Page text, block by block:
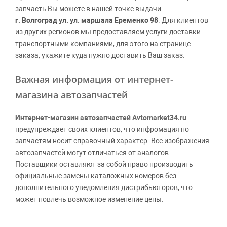
запчасть Вы можете в нашей точке выдачи:
г. Волгоград ул. ул. маршала Еременко 98 . Для клиентов
из других регионов мы предоставляем услуги доставки
транспортными компаниями, для этого на странице
заказа, укажите куда нужно доставить Ваш заказ.
Важная информация от интернет-
магазина автозапчастей
Интернет-магазин автозапчастей Avtomarket34.ru
предупреждает своих клиентов, что инфромация по
запчастям носит справочный характер. Все изображения
автозапчастей могут отличаться от аналогов.
Поставщики оставляют за собой право производить
официальные замены каталожных номеров без
дополнительного уведомления дистрибьюторов, что
может повлечь возможное изменение цены.